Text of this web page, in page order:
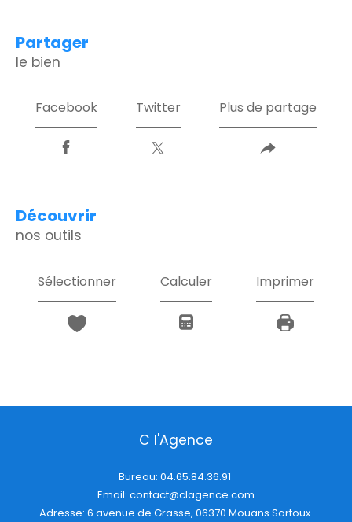
partager
le bien
Facebook Twitter Plus de partage
découvrir
nos outils
Sélectionner Calculer Imprimer
C l'Agence
Bureau: 04.65.84.36.91
Email: contact@clagence.com
Adresse: 6 avenue de Grasse, 06370 Mouans Sartoux